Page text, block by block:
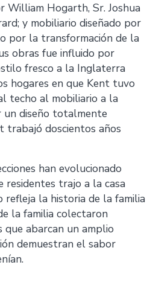
William Hogarth, Sr. Joshua
y mobiliario diseñado por
por la transformación de la
obras fue influido por
fresco a la Inglaterra
hogares en que Kent tuvo
techo al mobiliario a la
un diseño totalmente
trabajó doscientos años
han evolucionado
residentes trajo a la casa
refleja la historia de la familia
la familia colectaron
abarcan un amplio
demuestran el sabor